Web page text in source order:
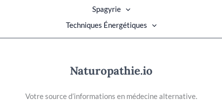
Spagyrie
Techniques Énergétiques
Naturopathie.io
Votre source d’informations en médecine alternative.